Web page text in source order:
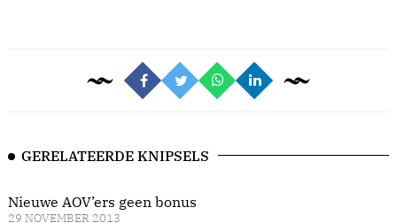
GERELATEERDE KNIPSELS
Nieuwe AOV’ers geen bonus
29 NOVEMBER 2013